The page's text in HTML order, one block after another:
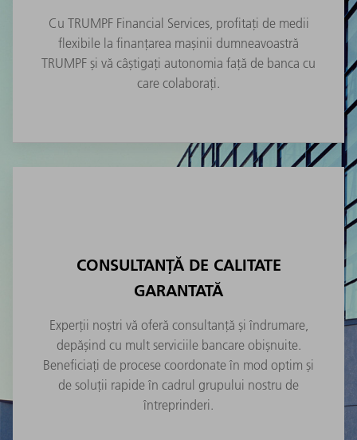
Cu TRUMPF Financial Services, profitați de medii
flexibile la finanțarea mașinii dumneavoastră
TRUMPF și vă câștigați autonomia față de banca cu
care colaborați.
CONSULTANȚĂ DE CALITATE
GARANTATĂ
Experții noștri vă oferă consultanță și îndrumare,
depășind cu mult serviciile bancare obișnuite.
Beneficiați de procese coordonate în mod optim și
de soluții rapide în cadrul grupului nostru de
întreprinderi.